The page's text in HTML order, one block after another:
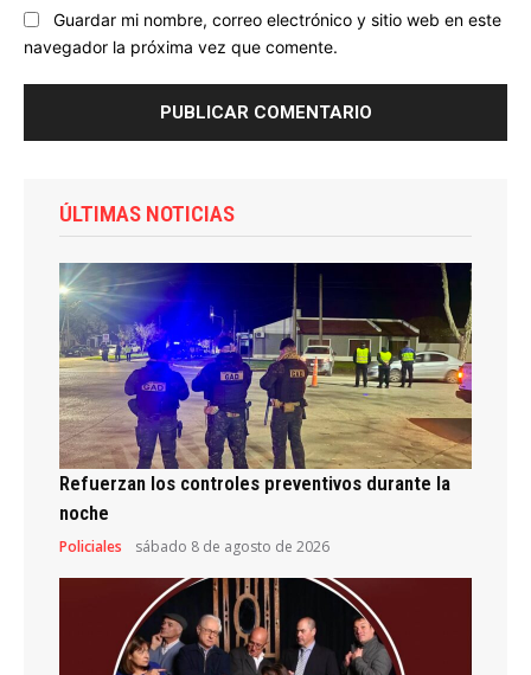
Guardar mi nombre, correo electrónico y sitio web en este
navegador la próxima vez que comente.
ÚLTIMAS NOTICIAS
Refuerzan los controles preventivos durante la
noche
Policiales sábado 8 de agosto de 2026